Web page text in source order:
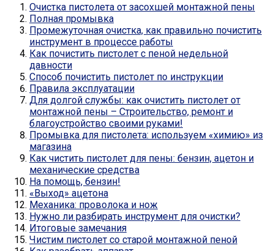
Очистка пистолета от засохшей монтажной пены
Полная промывка
Промежуточная очистка, как правильно почистить
инструмент в процессе работы
Как почистить пистолет с пеной недельной
давности
Способ почистить пистолет по инструкции
Правила эксплуатации
Для долгой службы: как очистить пистолет от
монтажной пены – Строительство, ремонт и
благоустройство своими руками!
Промывка для пистолета: используем «химию» из
магазина
Как чистить пистолет для пены: бензин, ацетон и
механические средства
На помощь, бензин!
«Выход» ацетона
Механика: проволока и нож
Нужно ли разбирать инструмент для очистки?
Итоговые замечания
Чистим пистолет со старой монтажной пеной